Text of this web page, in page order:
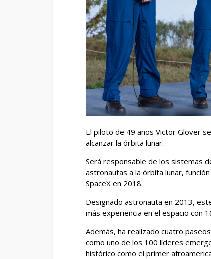
El piloto de 49 años Victor Glover
alcanzar la órbita lunar.
Será responsable de los sistemas
astronautas a la órbita lunar,
SpaceX en 2018.
Designado astronauta en 2013,
más experiencia en el espacio con
Además, ha realizado cuatro
como uno de los 100 líderes
histórico como el primer